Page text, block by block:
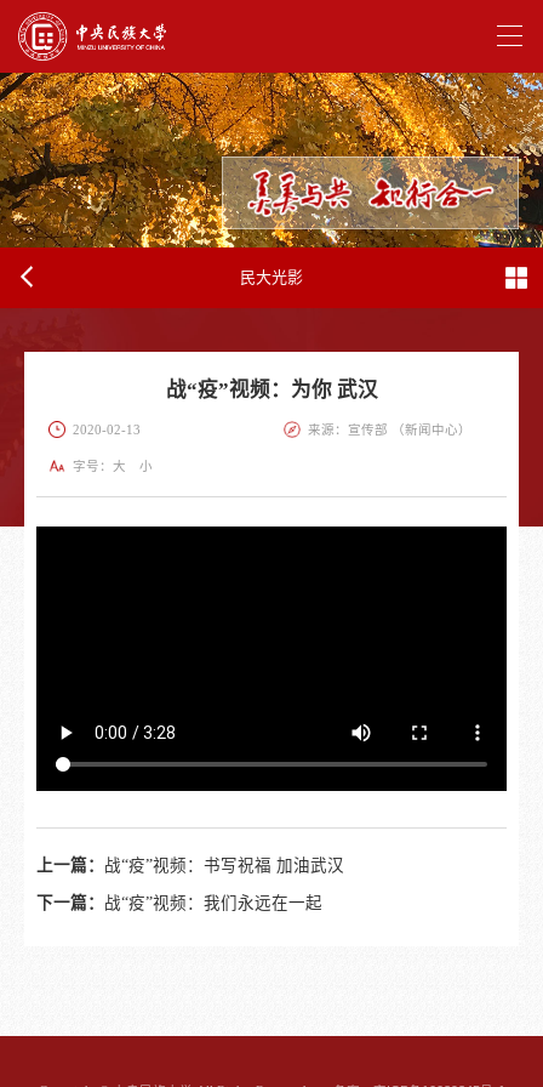
民大光影
战“疫”视频：为你 武汉
2020-02-13 来源：宣传部 （新闻中心）
字号： 大 小
上一篇： 战“疫”视频：书写祝福 加油武汉
下一篇： 战“疫”视频：我们永远在一起